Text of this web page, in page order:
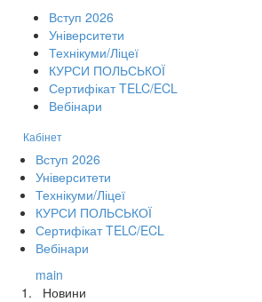
Вступ 2026
Університети
Технікуми/Ліцеї
КУРСИ ПОЛЬСЬКОЇ
Сертифікат TELC/ECL
Вебінари
Кабінет
Вступ 2026
Університети
Технікуми/Ліцеї
КУРСИ ПОЛЬСЬКОЇ
Сертифікат TELC/ECL
Вебінари
main
Новини